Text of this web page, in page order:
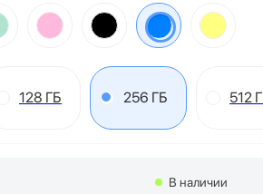
128 ГБ 256 ГБ 512
В наличии